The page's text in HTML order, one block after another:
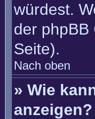
würdest.
der phpBB
Seite).
Nach oben
» Wie
anzeigen?